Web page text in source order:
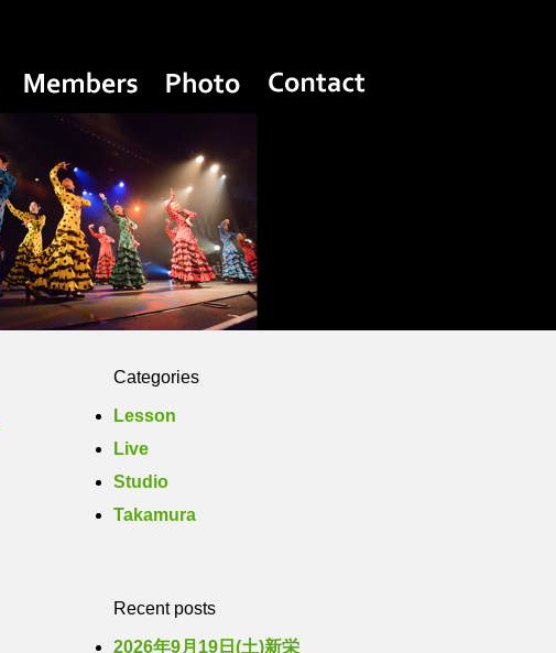
Categories
Lesson
Live
Studio
Takamura
Recent posts
2026年9月19日(土)新栄